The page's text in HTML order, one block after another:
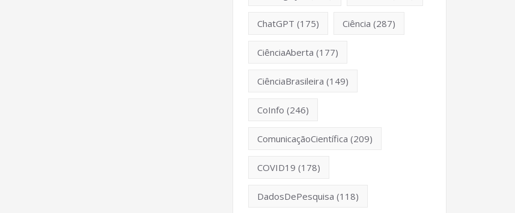
ChatGPT (175) Ciência (287)
CiênciaAberta (177)
CiênciaBrasileira (149)
CoInfo (246)
ComunicaçãoCientífica (209)
COVID19 (178)
DadosDePesquisa (118)